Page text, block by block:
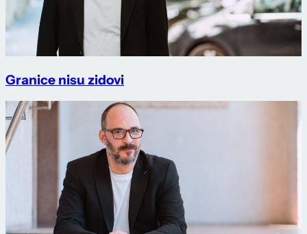
Granice nisu zidovi